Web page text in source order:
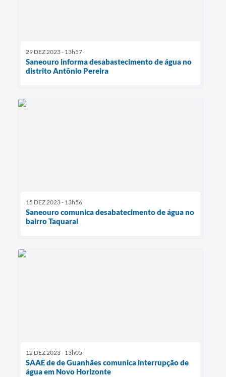
29 DEZ 2023 - 13h57
Saneouro informa desabastecimento de água no
distrito Antônio Pereira
15 DEZ 2023 - 13h56
Saneouro comunica desabatecimento de água no
bairro Taquaral
12 DEZ 2023 - 13h05
SAAE de de Guanhães comunica interrupção de
água em Novo Horizonte